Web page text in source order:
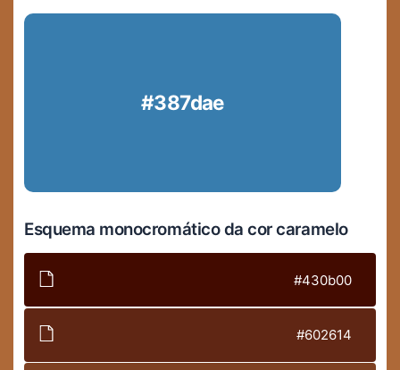
#387dae
Esquema monocromático da cor caramelo
#430b00
#602614